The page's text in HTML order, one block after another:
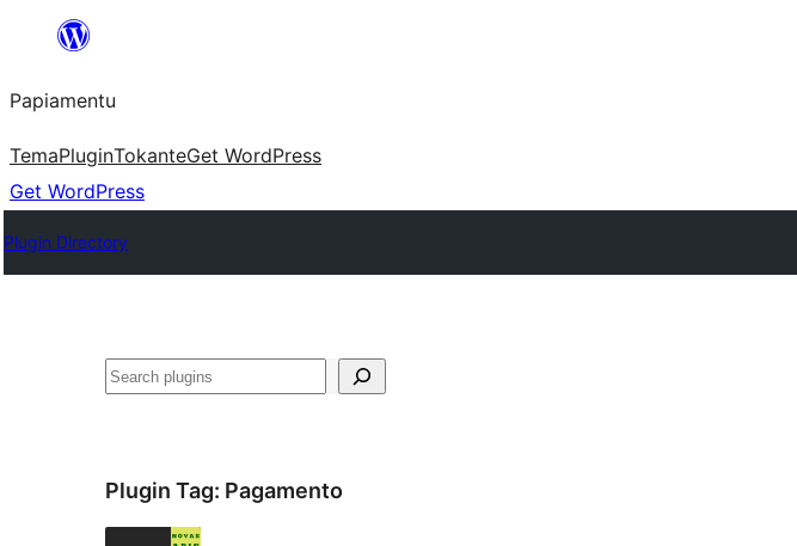
content
Papiamentu
TemaPluginTokanteGet WordPress
Get WordPress
Plugin Directory
Search
Plugin Tag: Pagamento